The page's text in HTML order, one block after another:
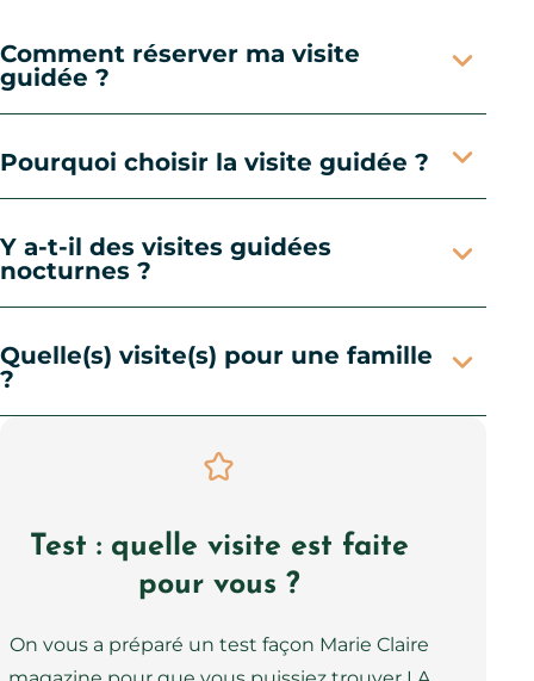
Comment réserver ma visite
guidée ?
Pourquoi choisir la visite guidée ?
Y a-t-il des visites guidées
nocturnes ?
Quelle(s) visite(s) pour une famille
?
Test : quelle visite est faite
pour vous ?
On vous a préparé un test façon Marie Claire